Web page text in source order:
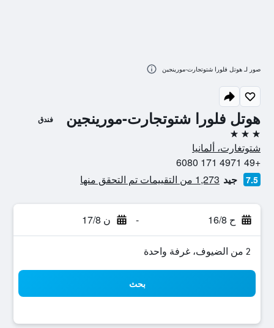
هوتل فلورا شتوتجارت-مورينجين فندق
3 نجوم
شتوتغارت، ألمانيا
+49 4971 171 6080
7.5 جيد 1,273 من التقييمات تم التحقق منها
ح 16/8 - ن 17/8
2 من الضيوف، غرفة واحدة
بحث
صور لـ هوتل فلورا شتوتجارت-مورينجين